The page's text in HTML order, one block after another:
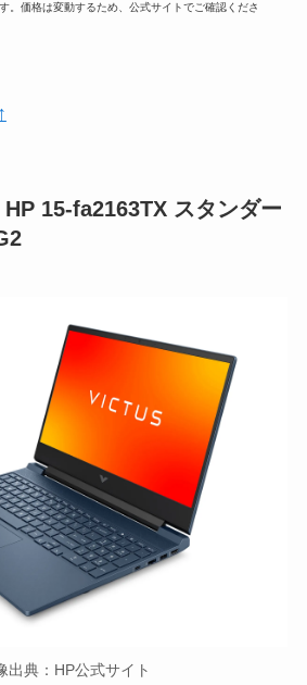
。価格は変動するため、公式サイトでご確認くださ
15-fa2163TX スタンダー
出典： HP公式サイト